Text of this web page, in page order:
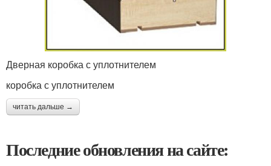
Дверная коробка с уплотнителем
коробка с уплотнителем
читать дальше →
Последние обновления на сайте: